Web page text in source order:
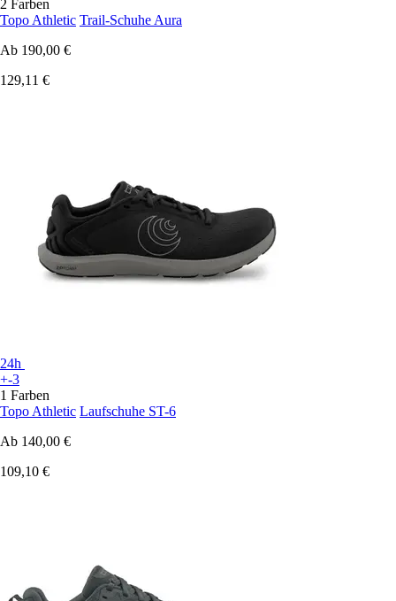
2 Farben
Topo Athletic Trail-Schuhe Aura
Ab 190,00 €
129,11 €
24h
+-3
1 Farben
Topo Athletic Laufschuhe ST-6
Ab 140,00 €
109,10 €